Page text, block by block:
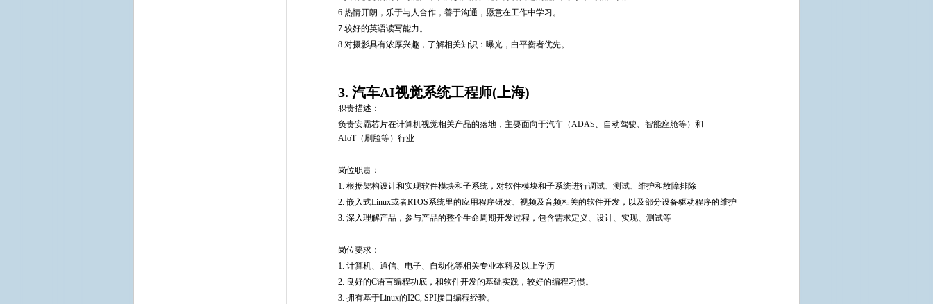
6.热情开朗，乐于与人合作，善于沟通，愿意在工作中学习。
7.较好的英语读写能力。
8.对摄影具有浓厚兴趣，了解相关知识：曝光，白平衡者优先。
3. 汽车AI视觉系统工程师(上海)
职责描述：
负责安霸芯片在计算机视觉相关产品的落地，主要面向于汽车（ADAS、自动驾驶、智能座舱等）和
AIoT（刷脸等）行业
岗位职责：
1. 根据架构设计和实现软件模块和子系统，对软件模块和子系统进行调试、测试、维护和故障排除
2. 嵌入式Linux或者RTOS系统里的应用程序研发、视频及音频相关的软件开发，以及部分设备驱动程序的维护
3. 深入理解产品，参与产品的整个生命周期开发过程，包含需求定义、设计、实现、测试等
岗位要求：
1. 计算机、通信、电子、自动化等相关专业本科及以上学历
2. 良好的C语言编程功底，和软件开发的基础实践，较好的编程习惯。
3. 拥有基于Linux的I2C, SPI接口编程经验。